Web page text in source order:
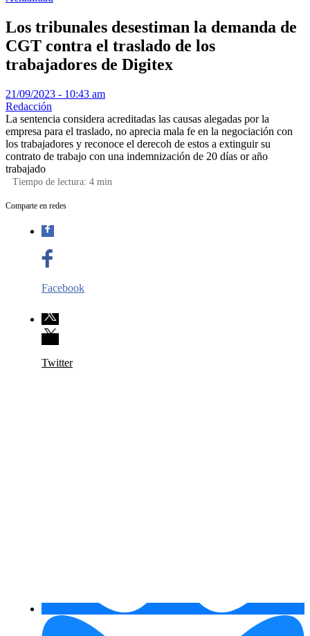
Los tribunales desestiman la demanda de
CGT contra el traslado de los
trabajadores de Digitex
21/09/2023 - 10:43 am
Redacción
La sentencia considera acreditadas las causas alegadas por la
empresa para el traslado, no aprecia mala fe en la negociación con
los trabajadores y reconoce el derecoh de estos a extinguir su
contrato de trabajo con una indemnización de 20 días or año
trabajado
Tiempo de lectura: 4 min
Comparte en redes
Facebook
Twitter